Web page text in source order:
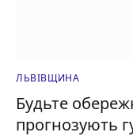
ЛЬВІВЩИНА
Будьте
прогнозують